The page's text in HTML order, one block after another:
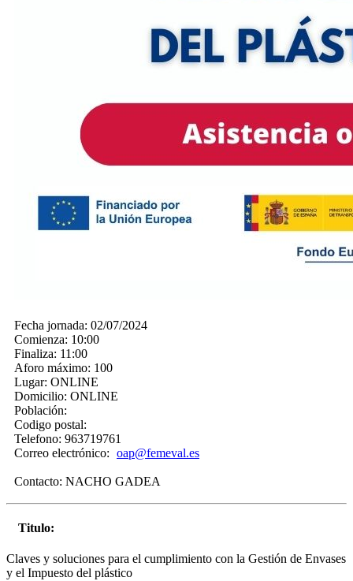
Fecha jornada: 02/07/2024
Comienza: 10:00
Finaliza: 11:00
Aforo máximo: 100
Lugar: ONLINE
Domicilio: ONLINE
Población:
Codigo postal:
Telefono: 963719761
Correo electrónico: oap@femeval.es
Contacto: NACHO GADEA
Titulo:
Claves y soluciones para el cumplimiento con la Gestión de Envases
y el Impuesto del plástico